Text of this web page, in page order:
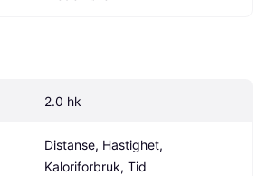
2.0 hk
Distanse, Hastighet,
Kaloriforbruk, Tid